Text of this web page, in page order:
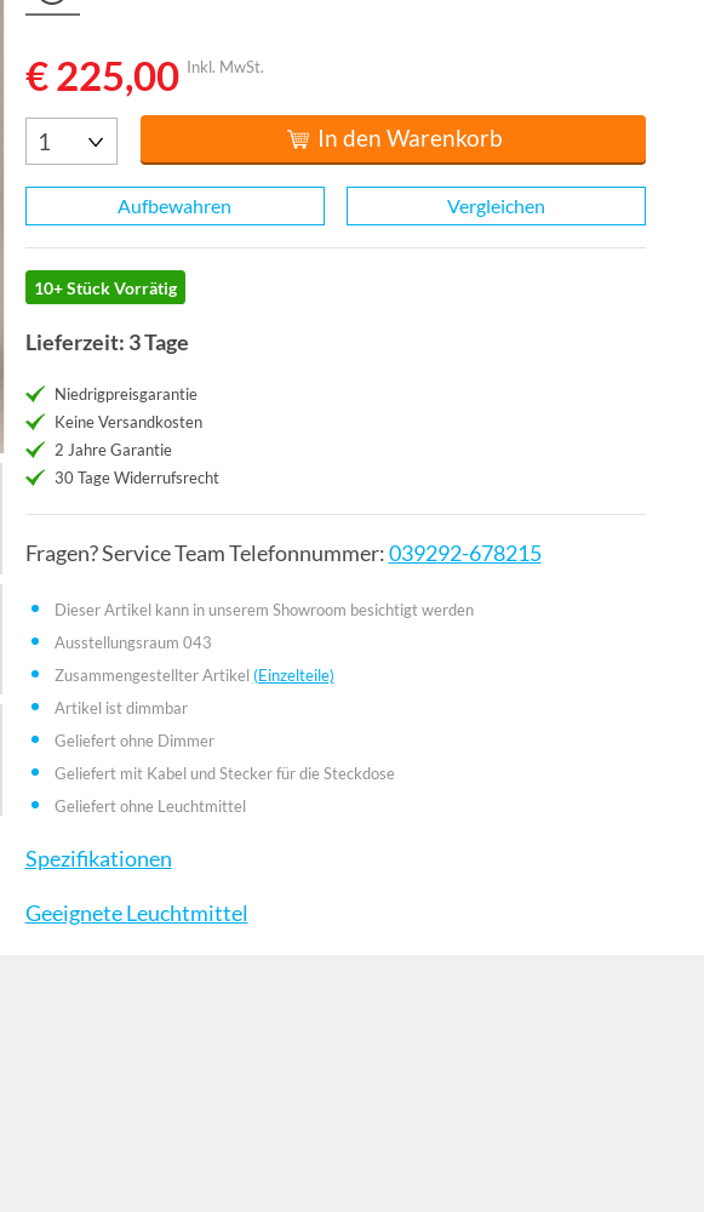
€ 225,00 Inkl. MwSt.
In den Warenkorb
Aufbewahren Vergleichen
10+ Stück Vorrätig
Lieferzeit: 3 Tage
Niedrigpreisgarantie
Keine Versandkosten
2 Jahre Garantie
30 Tage Widerrufsrecht
Fragen? Service Team Telefonnummer:039292-678215
Dieser Artikel kann in unserem Showroom besichtigt werden
Ausstellungsraum 043
Zusammengestellter Artikel(Einzelteile)
Artikel ist dimmbar
Geliefert ohne Dimmer
Geliefert mit Kabel und Stecker für die Steckdose
Geliefert ohne Leuchtmittel
Spezifikationen
Geeignete Leuchtmittel